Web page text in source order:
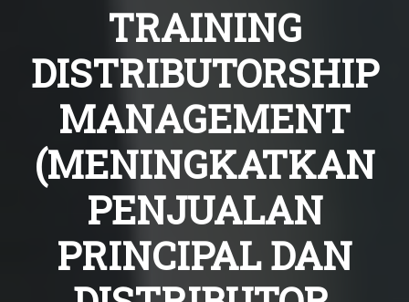
TRAINING
DISTRIBUTORSHIP
MANAGEMENT
(MENINGKATKAN
PENJUALAN
PRINCIPAL DAN